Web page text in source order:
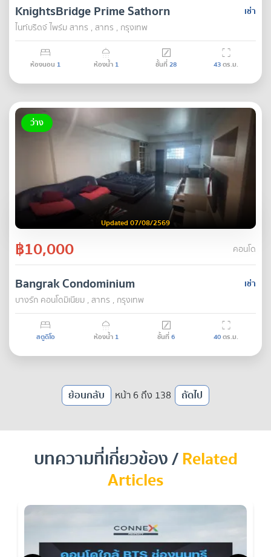
เช่า
KnightsBridge Prime Sathorn
ไนท์บริดจ์ ไพร์ม สาทร , สาทร , กรุงเทพ
ห้องนอน 1 ห้องน้ำ 1 ชั้นที่28 43ตร.ม.
ว่าง
Updated 07/08/2569
฿10,000 คอนโด
เช่า
Bangrak Condominium
บางรัก คอนโดมิเนียม , สาทร , กรุงเทพ
สตูดิโอ ห้องน้ำ 1 ชั้นที่6 40ตร.ม.
ย้อนกลับ หน้า 6 ถึง 138 ถัดไป
บทความที่เกี่ยวข้อง /Related
Articles